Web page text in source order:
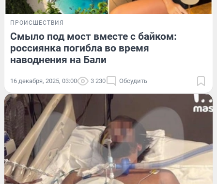
ПРОИСШЕСТВИЯ
Смыло под мост вместе с байком:
россиянка погибла во время
наводнения на Бали
16 декабря, 2025, 03:00 3 230 Обсудить